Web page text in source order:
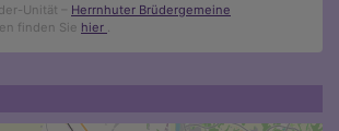
Unität – Herrnhuter Brüdergemeine
finden Sie hier